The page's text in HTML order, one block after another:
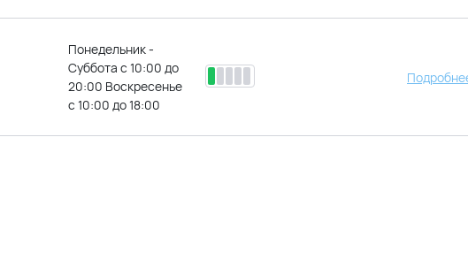
Понедельник -
Суббота с 10:00 до
20:00 Воскресенье
с 10:00 до 18:00